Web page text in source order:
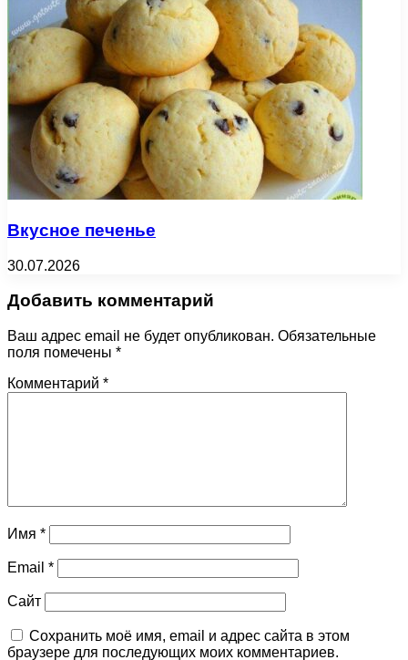
Вкусное печенье
30.07.2026
Добавить комментарий
Ваш адрес email не будет опубликован. Обязательные
поля помечены *
Комментарий *
Имя *
Email *
Сайт
Сохранить моё имя, email и адрес сайта в этом
браузере для последующих моих комментариев.